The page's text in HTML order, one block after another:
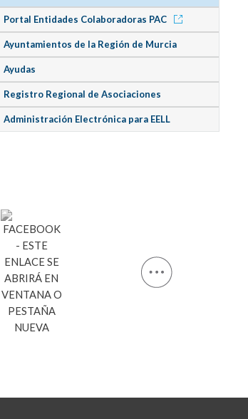
Portal Entidades Colaboradoras PAC
Ayuntamientos de la Región de Murcia
Ayudas
Registro Regional de Asociaciones
Administración Electrónica para EELL